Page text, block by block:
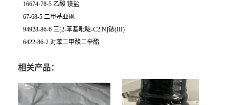
16674-78-5 乙酸 镁盐
67-68-5 二甲基亚砜
94928-86-6 三[2-苯基吡啶-C2,N]铱(III)
6422-86-2 对苯二甲酸二辛酯
相关产品：